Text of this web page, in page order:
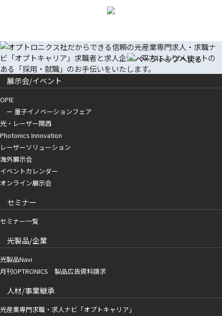
展示会/イベント
OPIE
ー 量子イノベーションフェア
光・レーザー関西
Photonics Innovation
レーザーソリューション
海外展示会
イベントカレンダー
オンライン展示会
セミナー
セミナー一覧
光製品/企業
光製品Navi
月刊OPTRONICS 製品広告資料請求
人材/事業継承
光産業専門求職・求人ナビ「オプトキャリア」